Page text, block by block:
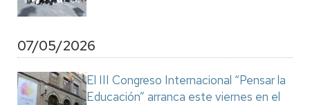
07/05/2026
El III Congreso Internacional “Pensar la
Educación” arranca este viernes en el